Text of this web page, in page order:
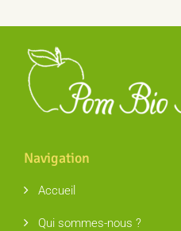
Navigation
Accueil
Qui sommes-nous ?